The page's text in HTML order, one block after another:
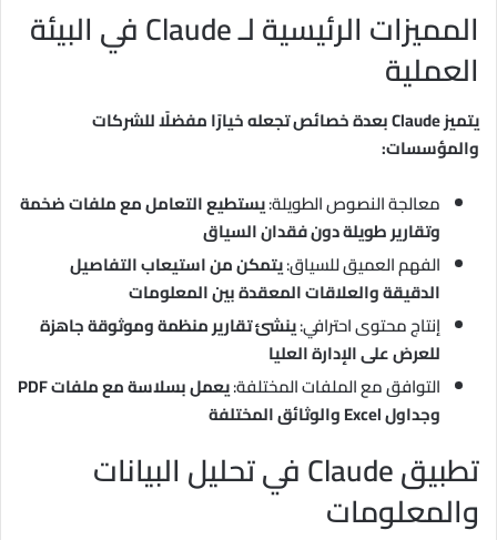
المميزات الرئيسية لـ Claude في البيئة
العملية
يتميز Claude بعدة خصائص تجعله خيارًا مفضلًا للشركات
والمؤسسات:
معالجة النصوص الطويلة:يستطيع التعامل مع ملفات ضخمة
وتقارير طويلة دون فقدان السياق
الفهم العميق للسياق:يتمكن من استيعاب التفاصيل
الدقيقة والعلاقات المعقدة بين المعلومات
إنتاج محتوى احترافي:ينشئ تقارير منظمة وموثوقة جاهزة
للعرض على الإدارة العليا
التوافق مع الملفات المختلفة:
يعمل بسلاسة مع ملفات PDF
وجداول Excel والوثائق المختلفة
تطبيق Claude في تحليل البيانات
والمعلومات